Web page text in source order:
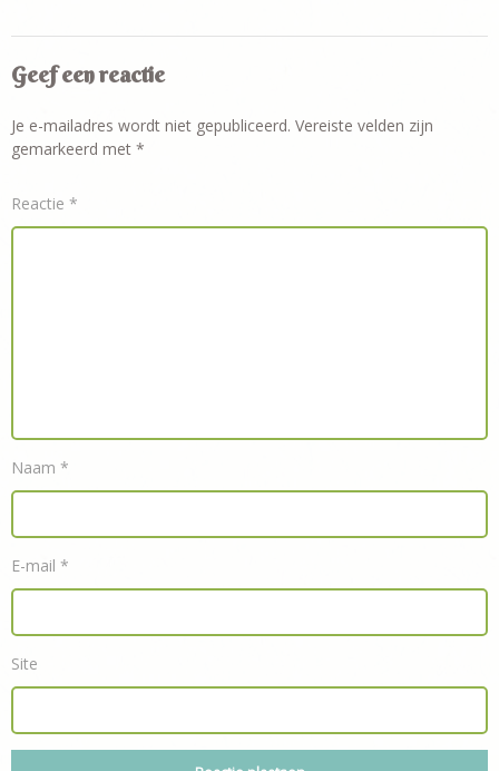
Geef een reactie
Je e-mailadres wordt niet gepubliceerd. Vereiste velden zijn
gemarkeerd met *
Reactie *
Naam *
E-mail *
Site